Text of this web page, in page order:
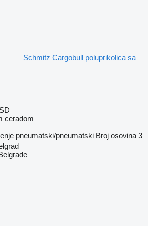
Schmitz Cargobull poluprikolica sa
ceradom
pneumatski/pneumatski Broj osovina 3